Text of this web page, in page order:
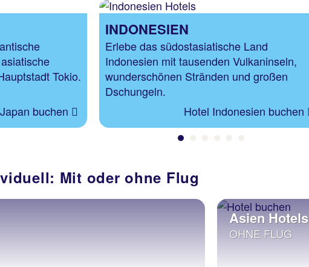
Tokio.
buchen
INDONESIEN
Erlebe das südostasiatische Land
Indonesien mit tausenden Vulkaninseln,
wunderschönen Stränden und großen
Dschungeln.
Hotel Indonesien buchen
Mit oder ohne Flug
Asien Hotels
OHNE FLUG